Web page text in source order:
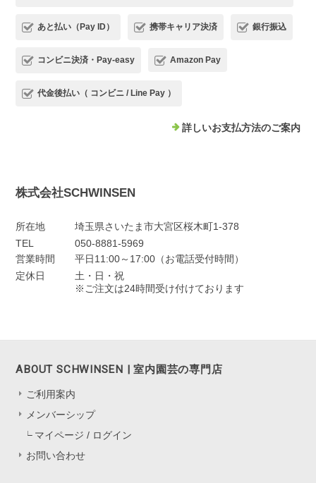
あと払い（Pay ID） 携帯キャリア決済 銀行振込
コンビニ決済・Pay-easy Amazon Pay
代金後払い（ コンビニ / Line Pay ）
詳しいお支払方法のご案内
株式会社SCHWINSEN
所在地
埼玉県さいたま市大宮区桜木町1-378
TEL
050-8881-5969
営業時間
平日11:00～17:00（お電話受付時間）
定休日
土・日・祝
※ご注文は24時間受け付けております
ABOUT SCHWINSEN | 室内園芸の専門店
ご利用案内
メンバーシップ
マイページ / ログイン
お問い合わせ